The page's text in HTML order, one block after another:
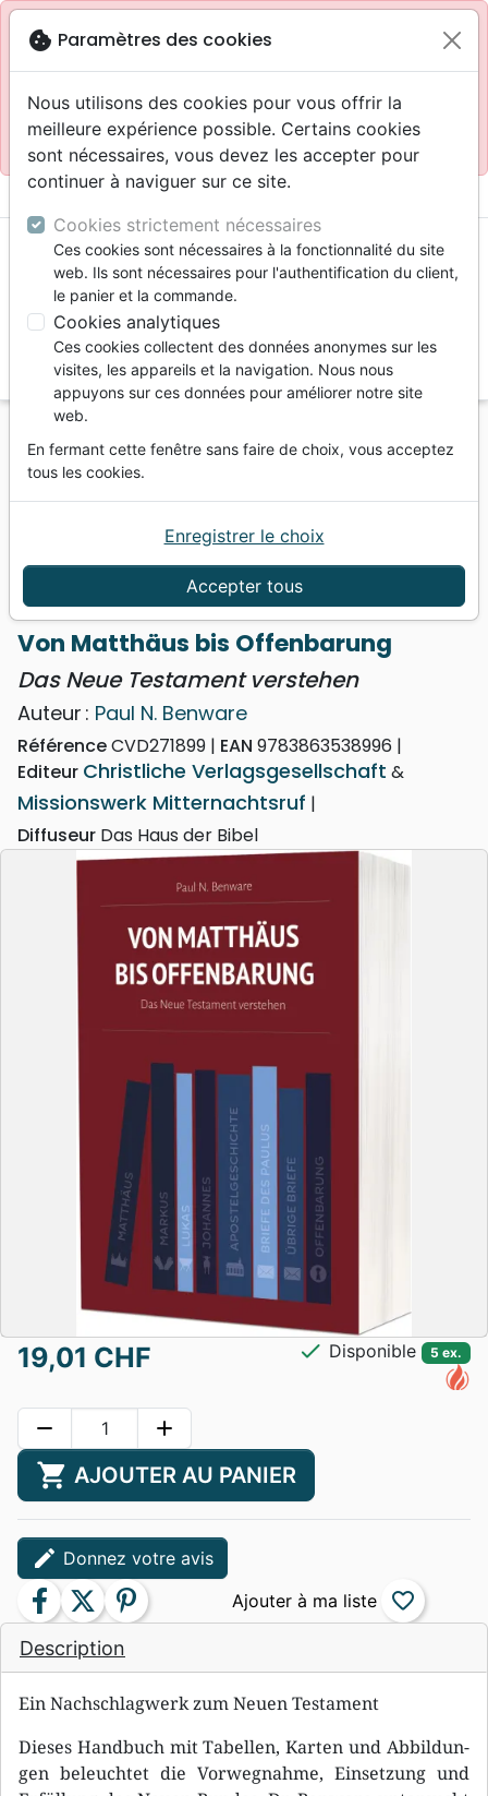
blockSite réservé aux professionnels
Accès pour les professionnels : Se connecter
Site pour le grand public : La Maison de la Bible
menu
Vous ne pouvez pas créer de nouvelle commande
depuis votre pays (United States).
Erudition
Von Matthäus bis Offenbarung - Das Neue
Testament verstehen
Von Matthäus bis Offenbarung
Das Neue Testament verstehen
Auteur : Paul N. Benware
RéférenceCVD271899 EAN 9783863538996
Editeur Christliche Verlagsgesellschaft &
Missionswerk Mitternachtsruf
Diffuseur Das Haus der Bibel
Description
Ein Nachschlagwerk zum Neuen Testament
Dieses Handbuch mit Tabellen, Karten und Abbil­dun­
gen beleuchtet die Vorwegnahme, Einset­zung und
19,01 CHF check Disponible 5 ex.
remove add
shopping_cart AJOUTER AU PANIER
edit Donnez votre avis
facebook twitter pinterest favorite_border
cookie Paramètres des cookies
Nous utilisons des cookies pour vous offrir la
meilleure expérience possible. Certains cookies
sont nécessaires, vous devez les accepter pour
continuer à naviguer sur ce site.
Cookies strictement nécessaires
Ces cookies sont nécessaires à la fonctionnalité du site
web. Ils sont nécessaires pour l'authentification du client,
le panier et la commande.
Cookies analytiques
Ces cookies collectent des données anonymes sur les
visites, les appareils et la navigation. Nous nous
appuyons sur ces données pour améliorer notre site
web.
En fermant cette fenêtre sans faire de choix, vous acceptez
tous les cookies.
Accepter tous
Enregistrer le choix